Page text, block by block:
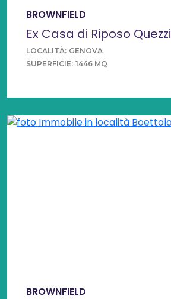
BROWNFIELD
Ex Casa di Riposo Quezzi
LOCALITÀ: GENOVA
SUPERFICIE: 1446 MQ
BROWNFIELD